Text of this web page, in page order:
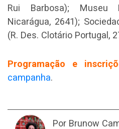
Rui Barbosa); Museu
Nicarágua, 2641);
(R. Des. Clotário Portugal,
Programação e
campanha.
Por Brunow